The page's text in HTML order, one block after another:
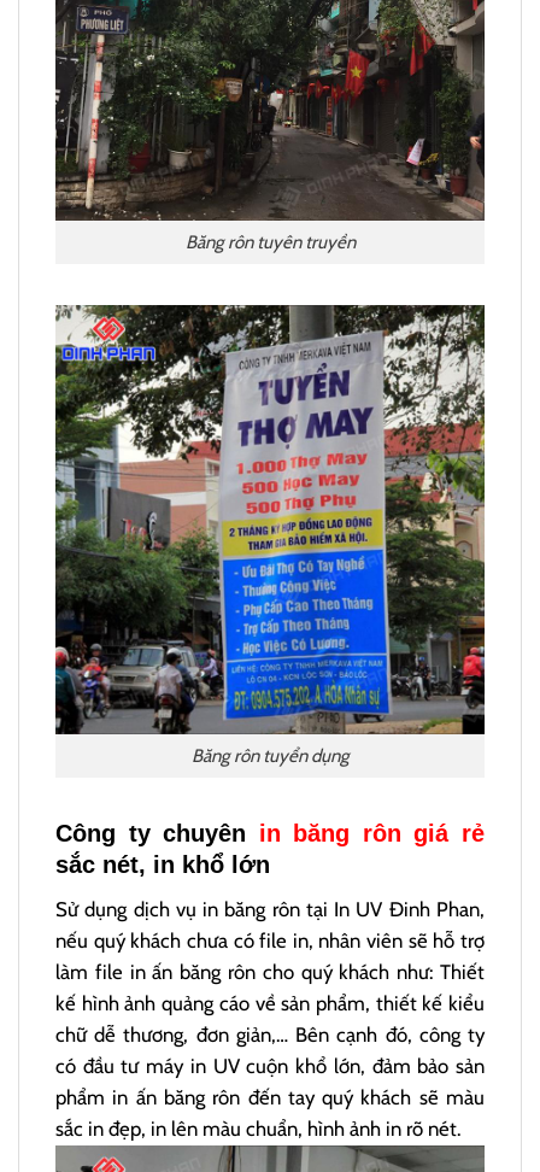
Băng rôn tuyên truyền
Băng rôn tuyển dụng
Công ty chuyên in băng rôn giá rẻ
sắc nét, in khổ lớn
Sử dụng dịch vụ in băng rôn tại In UV Đinh Phan,
nếu quý khách chưa có file in, nhân viên sẽ hỗ trợ
làm file in ấn băng rôn cho quý khách như: Thiết
kế hình ảnh quảng cáo về sản phẩm, thiết kế kiểu
chữ dễ thương, đơn giản,… Bên cạnh đó, công ty
có đầu tư máy in UV cuộn khổ lớn, đảm bảo sản
phẩm in ấn băng rôn đến tay quý khách sẽ màu
sắc in đẹp, in lên màu chuẩn, hình ảnh in rõ nét.